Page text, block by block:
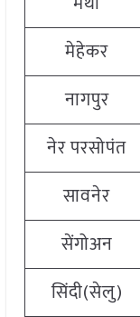
मेहेकर
नागपुर
नेर परसोपंत
सावनेर
सेंगोअन
सिंदी(सेलु)